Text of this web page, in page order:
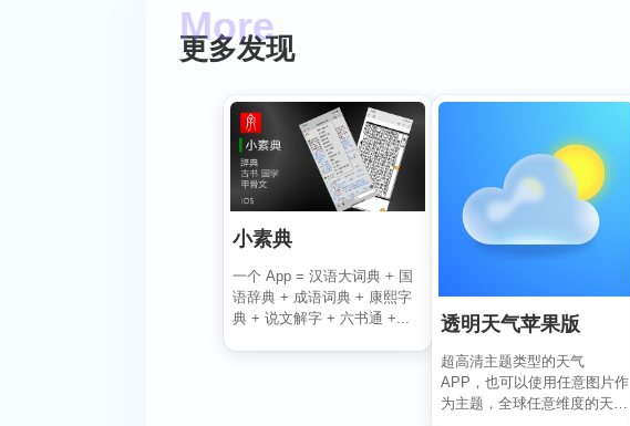
更多发现
小素典
一个 App = 汉语大词典 + 国
语辞典 + 成语词典 + 康熙字
典 + 说文解字 + 六书通 +...
透明天气苹果版
超高清主题类型的天气
APP，也可以使用任意图片作
为主题，全球任意维度的天气